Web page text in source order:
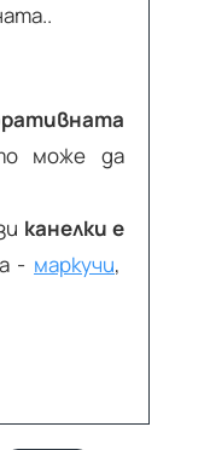
може да
канелки е
- маркучи,